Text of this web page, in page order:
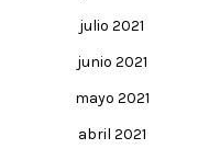
julio 2021
junio 2021
mayo 2021
abril 2021